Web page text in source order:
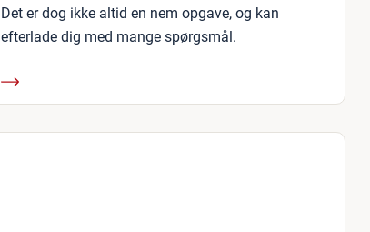
Det er dog ikke altid en nem opgave, og kan
efterlade dig med mange spørgsmål.